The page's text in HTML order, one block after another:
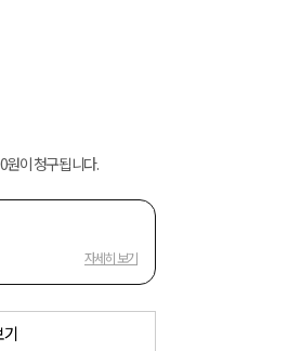
원이 청구됩니다.
자세히 보기
기